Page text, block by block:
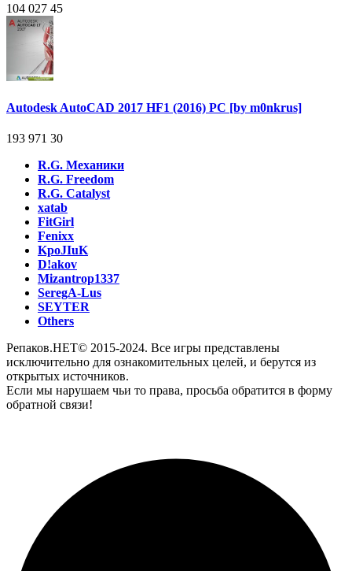
104 027 45
Autodesk AutoCAD 2017 HF1 (2016) PC [by m0nkrus]
193 971 30
R.G. Механики
R.G. Freedom
R.G. Catalyst
xatab
FitGirl
Fenixx
KpoJIuK
D!akov
Mizantrop1337
SeregA-Lus
SEYTER
Others
Репаков.НЕТ© 2015-2024. Все игры представлены
исключительно для ознакомительных целей, и берутся из
открытых источников.
Если мы нарушаем чьи то права, просьба обратится в форму
обратной связи!